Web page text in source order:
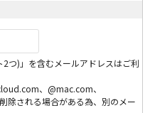
つ)」を含むメールアドレスはご利
、@mac.com、
除される場合がある為、別のメー